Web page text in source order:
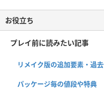
お役立ち
プレイ前に読みたい記事
リメイク版の追加要素・過
パッケージ毎の値段や特典